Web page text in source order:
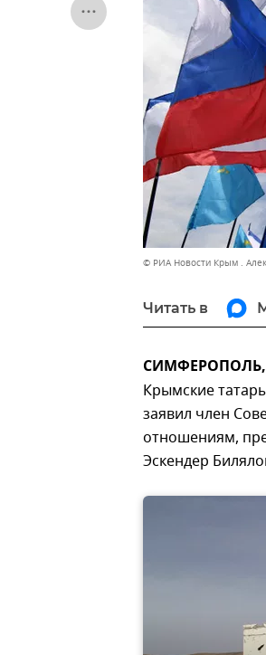
© РИА Новости Крым .
Читать в
СИМФЕРОПОЛЬ,
Крымские
заявил член
отношениям,
Эскендер